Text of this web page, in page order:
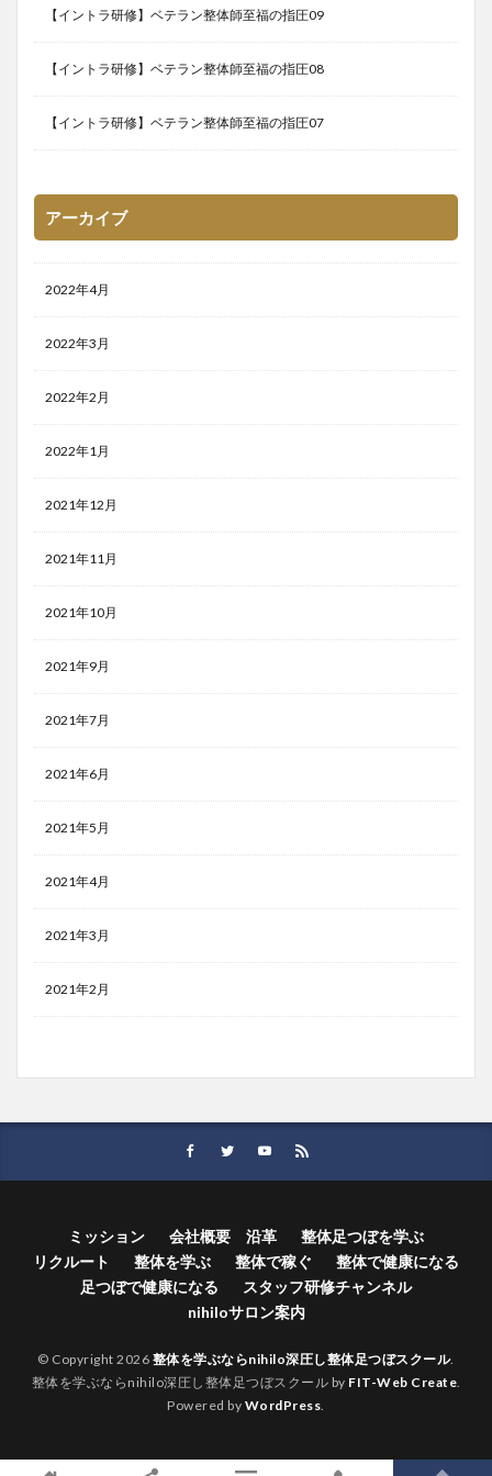
【イントラ研修】ベテラン整体師至福の指圧09
【イントラ研修】ベテラン整体師至福の指圧08
【イントラ研修】ベテラン整体師至福の指圧07
アーカイブ
2022年4月
2022年3月
2022年2月
2022年1月
2021年12月
2021年11月
2021年10月
2021年9月
2021年7月
2021年6月
2021年5月
2021年4月
2021年3月
2021年2月
ミッション 会社概要 沿革
整体足つぼを学ぶ
リクルート
整体を学ぶ 整体で稼ぐ
整体で健康になる
足つぼで健康になる
スタッフ研修チャンネル
nihiloサロン案内
© Copyright 2026 整体を学ぶならnihilo深圧し整体足つぼスクール.
整体を学ぶならnihilo深圧し整体足つぼスクール by FIT-Web Create.
Powered by WordPress.